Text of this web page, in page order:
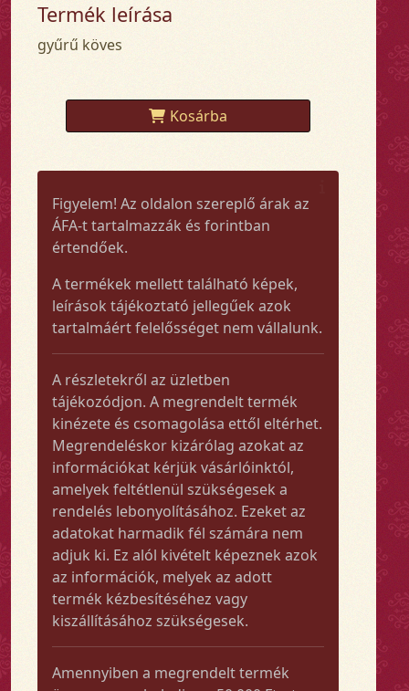
Termék leírása
gyűrű köves
Kosárba
Figyelem! Az oldalon szereplő árak az
ÁFA-t tartalmazzák és forintban
értendőek.
A termékek mellett található képek,
leírások tájékoztató jellegűek azok
tartalmáért felelősséget nem vállalunk.
A részletekről az üzletben
tájékozódjon. A megrendelt termék
kinézete és csomagolása ettől eltérhet.
Megrendeléskor kizárólag azokat az
információkat kérjük vásárlóinktól,
amelyek feltétlenül szükségesek a
rendelés lebonyolításához. Ezeket az
adatokat harmadik fél számára nem
adjuk ki. Ez alól kivételt képeznek azok
az információk, melyek az adott
termék kézbesítéséhez vagy
kiszállításához szükségesek.
Amennyiben a megrendelt termék